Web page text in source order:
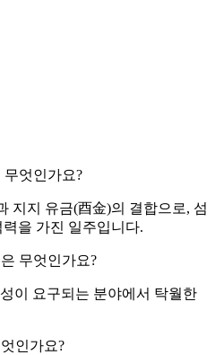
엇인가요?
지지 유금(酉金)의 결합으로, 섬
을 가진 일주입니다.
무엇인가요?
이 요구되는 분야에서 탁월한
인가요?